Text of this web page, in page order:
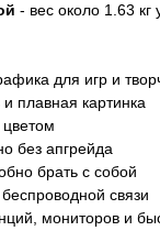
- вес около 1.63 кг
для игр и
и плавная картинка
без апгрейда
брать с собой
связи
мониторов и